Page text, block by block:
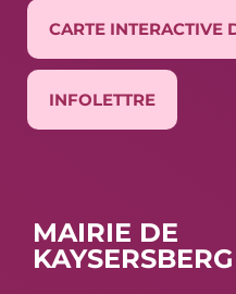
CARTE INTERACTIVE
INFOLETTRE
MAIRIE DE
KAYSERSBERG